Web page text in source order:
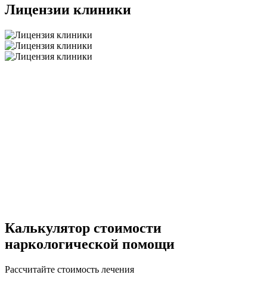
Лицензии клиники
Калькулятор стоимости
наркологической помощи
Рассчитайте стоимость лечения